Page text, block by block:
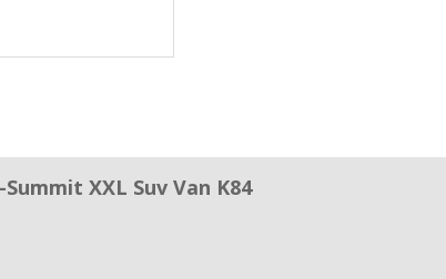
XXL Suv Van K84